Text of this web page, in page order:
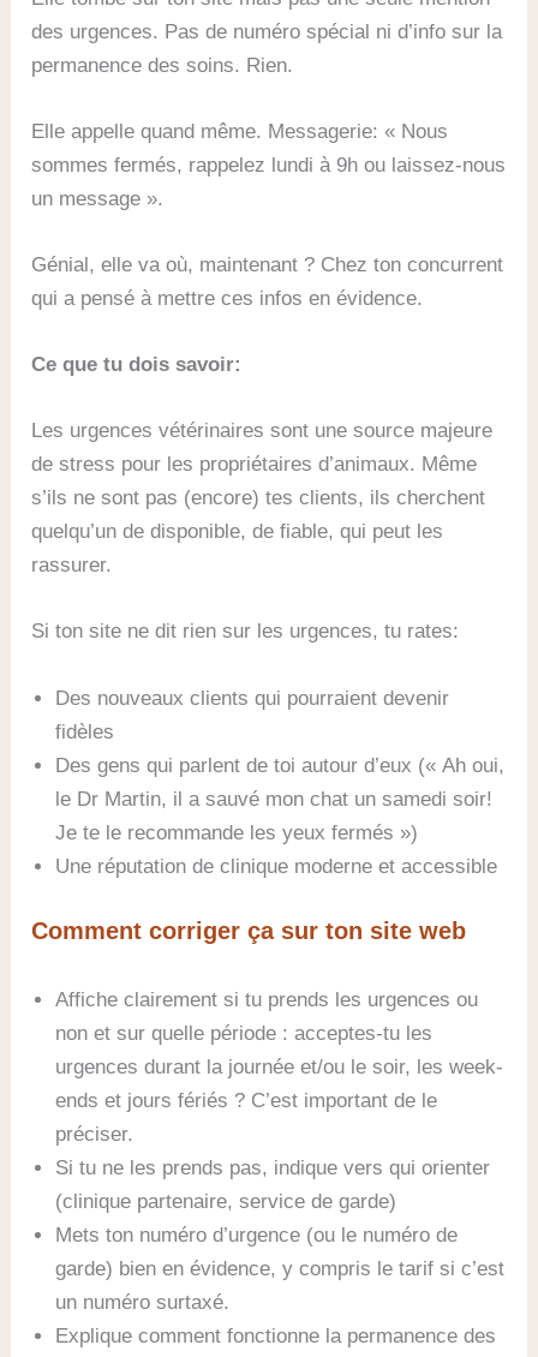
des urgences. Pas de numéro spécial ni d’info sur la
permanence des soins. Rien.
Elle appelle quand même. Messagerie: « Nous
sommes fermés, rappelez lundi à 9h ou laissez-nous
un message ».
Génial, elle va où, maintenant ? Chez ton concurrent
qui a pensé à mettre ces infos en évidence.
Ce que tu dois savoir:
Les urgences vétérinaires sont une source majeure
de stress pour les propriétaires d’animaux. Même
s’ils ne sont pas (encore) tes clients, ils cherchent
quelqu’un de disponible, de fiable, qui peut les
rassurer.
Si ton site ne dit rien sur les urgences, tu rates:
Des nouveaux clients qui pourraient devenir
fidèles
Des gens qui parlent de toi autour d’eux (« Ah oui,
le Dr Martin, il a sauvé mon chat un samedi soir!
Je te le recommande les yeux fermés »)
Une réputation de clinique moderne et accessible
Comment corriger ça sur ton site web
Affiche clairement si tu prends les urgences ou
non et sur quelle période : acceptes-tu les
urgences durant la journée et/ou le soir, les week-
ends et jours fériés ? C’est important de le
préciser.
Si tu ne les prends pas, indique vers qui orienter
(clinique partenaire, service de garde)
Mets ton numéro d’urgence (ou le numéro de
garde) bien en évidence, y compris le tarif si c’est
un numéro surtaxé.
Explique comment fonctionne la permanence des